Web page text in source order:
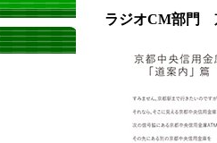
ラジオCM部門